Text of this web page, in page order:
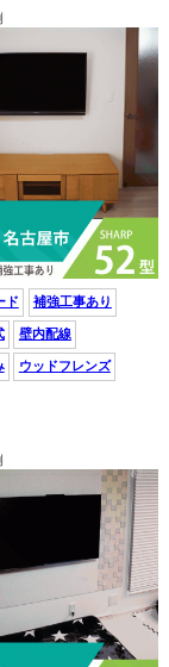
ド 補強工事あり
壁内配線
ウッドフレンズ